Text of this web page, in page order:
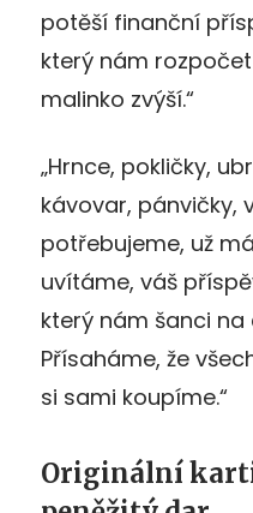
potěší finanční
který nám
malinko zvýší.“
„Hrnce, pokličky,
kávovar, pánvičky,
potřebujeme, už
uvítáme, váš
který nám šanci na
Přísaháme, že
si sami koupíme.“
Originální